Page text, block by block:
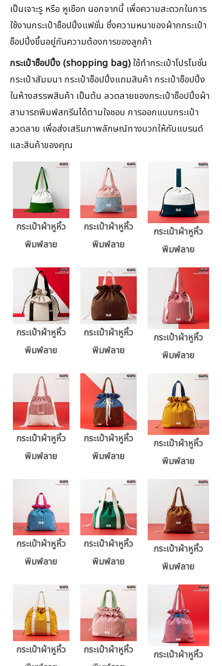
เป็นเจาะรู หรือ หูเชือก นอกจากนี้ เพื่อความสะดวกในการ
ใช้งานกระเป๋าช็อปปิ้งแฟชั่น ซึ่งความหนาของผ้ากกระเป๋า
ช็อปปิ้งขึ้นอยู่กันความต้องการของลูกค้า
กระเป๋าช็อปปิ้ง (shopping bag)ใช้ทำกระเป๋าโปรโมชั่น
กระเป๋าสัมมนา กระเป๋าช็อปปิ้งแถมสินค้า กระเป๋าช็อปปิ้ง
ในห้างสรรพสินค้า เป็นต้น ลวดลายของกระเป๋าช็อปปิ้งผ้า
สามารถพิมพ์สกรีนได้ตามใจชอบ การออกแบบกระเป๋า
ลวดลาย เพื่อส่งเสริมภาพลักษณ์ทางบวกให้กับแบรนด์
และสินค้าของคุณ
กระเป๋าผ้าหูหิ้ว
พิมพ์ลาย
กระเป๋าผ้าหูหิ้ว
พิมพ์ลาย
กระเป๋าผ้าหูหิ้ว
พิมพ์ลาย
กระเป๋าผ้าหูหิ้ว
พิมพ์ลาย
กระเป๋าผ้าหูหิ้ว
พิมพ์ลาย
กระเป๋าผ้าหูหิ้ว
พิมพ์ลาย
กระเป๋าผ้าหูหิ้ว
พิมพ์ลาย
กระเป๋าผ้าหูหิ้ว
พิมพ์ลาย
กระเป๋าผ้าหูหิ้ว
พิมพ์ลาย
กระเป๋าผ้าหูหิ้ว
พิมพ์ลาย
กระเป๋าผ้าหูหิ้ว
พิมพ์ลาย
กระเป๋าผ้าหูหิ้ว
พิมพ์ลาย
กระเป๋าผ้าหูหิ้ว
กระเป๋าผ้าหูหิ้ว
กระเป๋าผ้าหูหิ้ว